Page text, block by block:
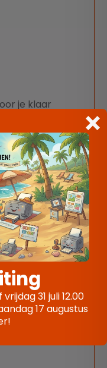
je klaar
Als het
Je weet
zélf in de
zo snel
31 juli 12.00
17 augustus